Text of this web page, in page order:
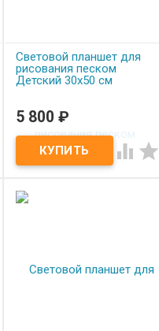
Световой планшет для
рисования песком
Детский 30х50 см
Под заказ
Световой планшет для
рисования песком Детский
5 800 ₽
 